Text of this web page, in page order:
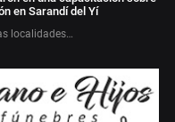
en Sarandí del Yí
localidades…